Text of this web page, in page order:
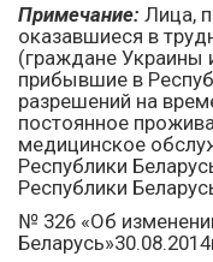
Примечание: Лица,
оказавшиеся в
(граждане Украины
прибывшие в
разрешений на
постоянное
медицинское
Республики
Республики
№ 326 «Об